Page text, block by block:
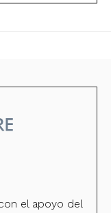
el apoyo del